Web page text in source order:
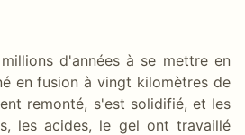
d'années à se mettre en
en fusion à vingt kilomètres de
remonté, s'est solidifié, et les
les acides, le gel ont travaillé